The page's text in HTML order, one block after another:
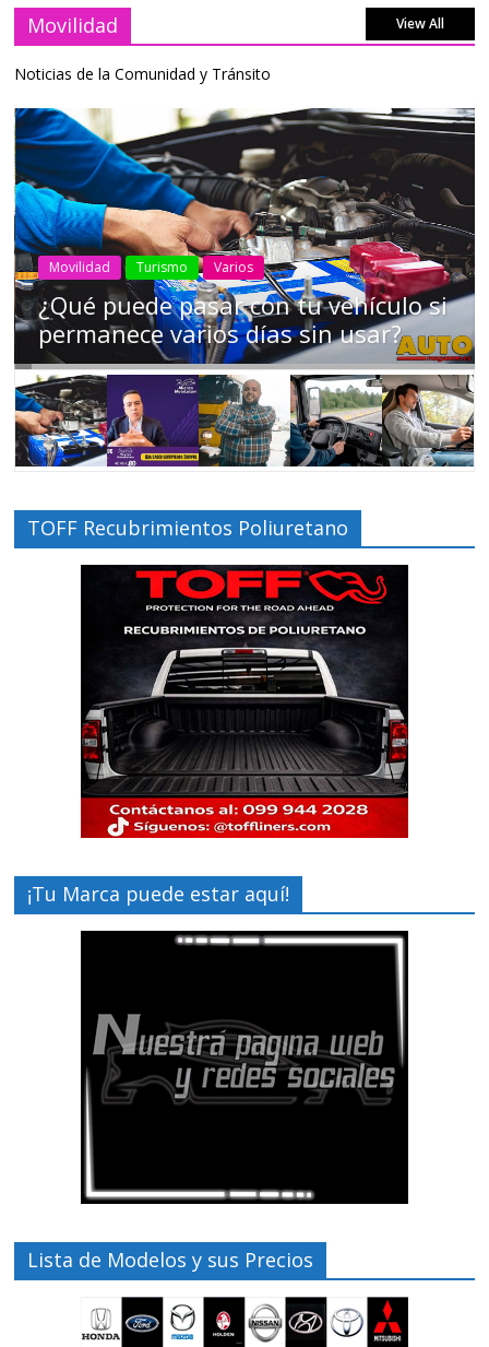
Movilidad View All
Noticias de la Comunidad y Tránsito
Movilidad Turismo Varios
¿Qué puede pasar con tu vehículo si
permanece varios días sin usar?
TOFF Recubrimientos Poliuretano
¡Tu Marca puede estar aquí!
Lista de Modelos y sus Precios